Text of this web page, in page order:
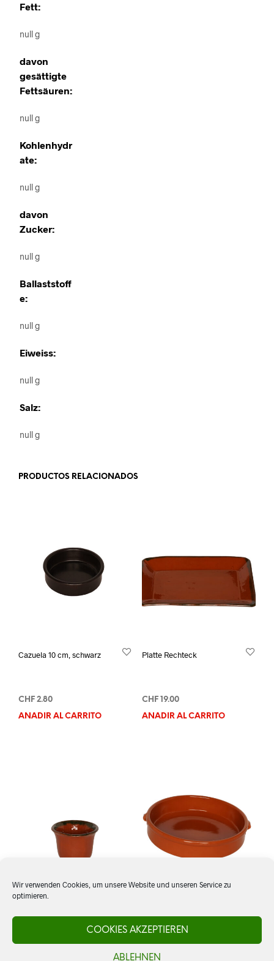
Wir verwenden Cookies, um unsere Website und unseren Service zu
optimieren.
COOKIES AKZEPTIEREN
ABLEHNEN
Fett:
null g
davon
gesättigte
Fettsäuren:
null g
Kohlenhydr
ate:
null g
davon
Zucker:
null g
Ballaststoff
e:
null g
Eiweiss:
null g
Salz:
null g
PRODUCTOS RELACIONADOS
Cazuela 10 cm, schwarz
CHF 2.80
AÑADIR AL CARRITO
Platte Rechteck
CHF19.00
AÑADIR AL CARRITO
Schale Campana Cazuela 20 cm